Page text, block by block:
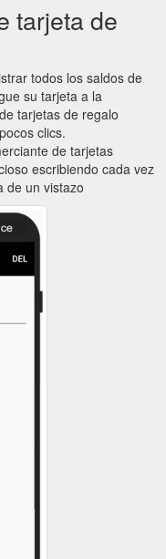
tarjeta de
todos los saldos de
su tarjeta a la
tarjetas de regalo
clics.
de tarjetas
escribiendo cada vez
de un vistazo